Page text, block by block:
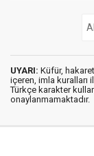
UYARI: Küfür,
içeren, imla kuralları
Türkçe karakter
onaylanmamaktadır.